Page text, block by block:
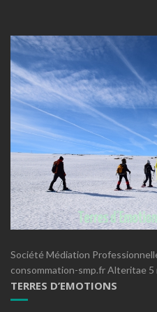
Société Médiation
consommation-smp.fr Alteritae 5
TERRES D’EMOTIONS